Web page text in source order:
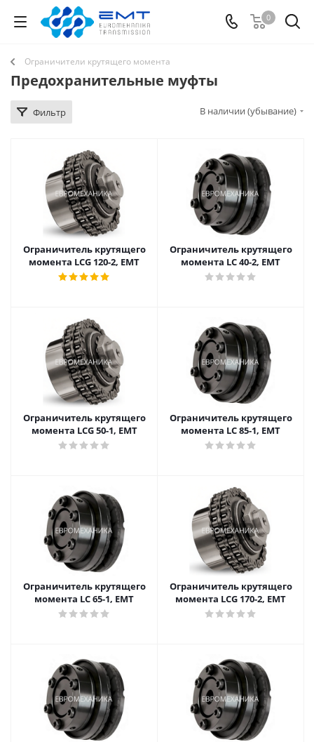
0
Ограничители крутящего момента
Предохранительные муфты
Фильтр В наличии (убывание)
Ограничитель крутящего
момента LCG 120-2, EMT
Ограничитель крутящего
момента LC 40-2, EMT
Ограничитель крутящего
момента LCG 50-1, EMT
Ограничитель крутящего
момента LC 85-1, EMT
Ограничитель крутящего
момента LC 65-1, EMT
Ограничитель крутящего
момента LCG 170-2, EMT